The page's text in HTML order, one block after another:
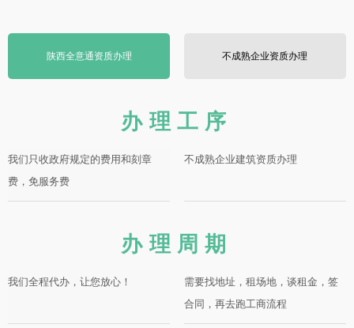
陕西全意通资质办理 不成熟企业资质办理
办理工序
我们只收政府规定的费用和刻章
费，免服务费
不成熟企业建筑资质办理
办理周期
我们全程代办，让您放心！
需要找地址，租场地，谈租金，签
合同，再去跑工商流程